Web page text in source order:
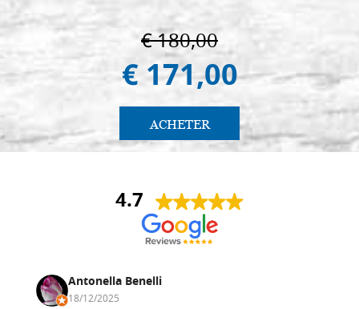
€ 180,00
€ 171,00
ACHETER
4.7
Antonella Benelli
18/12/2025